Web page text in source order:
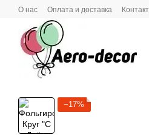
Перейти к основному контенту
О нас Оплата и доставка
−17%